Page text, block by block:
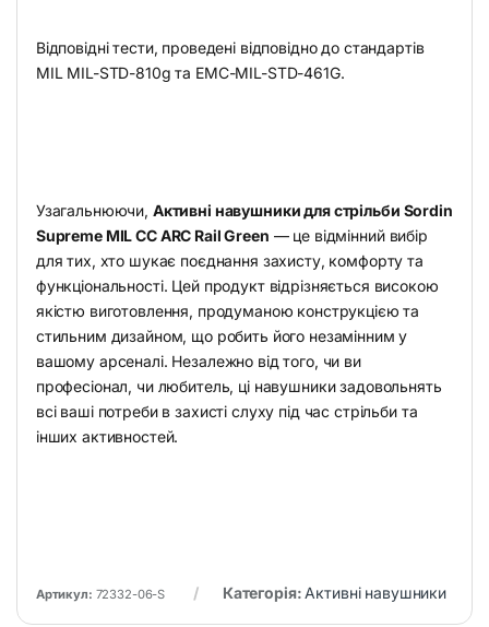
Відповідні тести, проведені відповідно до стандартів
MIL MIL-STD-810g та EMC-MIL-STD-461G.
Узагальнюючи, Активні навушники для стрільби Sordin
Supreme MIL CC ARC Rail Green — це відмінний вибір
для тих, хто шукає поєднання захисту, комфорту та
функціональності. Цей продукт відрізняється високою
якістю виготовлення, продуманою конструкцією та
стильним дизайном, що робить його незамінним у
вашому арсеналі. Незалежно від того, чи ви
професіонал, чи любитель, ці навушники задовольнять
всі ваші потреби в захисті слуху під час стрільби та
інших активностей.
Артикул: 72332-06-S Категорія: Активні навушники